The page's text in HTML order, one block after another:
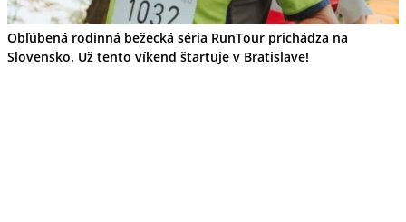
Obľúbená rodinná bežecká séria RunTour prichádza na
Slovensko. Už tento víkend štartuje v Bratislave!